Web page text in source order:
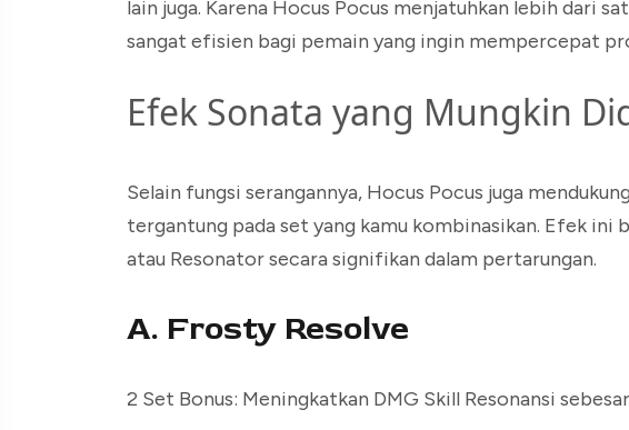
lain juga. Karena Hocus Pocus menjatuhkan lebih dari
sangat efisien bagi pemain yang ingin mempercepat
Efek Sonata yang Mungkin
Selain fungsi serangannya, Hocus Pocus juga
tergantung pada set yang kamu kombinasikan. Efek ini
atau Resonator secara signifikan dalam pertarungan.
A. Frosty Resolve
2 Set Bonus: Meningkatkan DMG Skill Resonansi sebesar